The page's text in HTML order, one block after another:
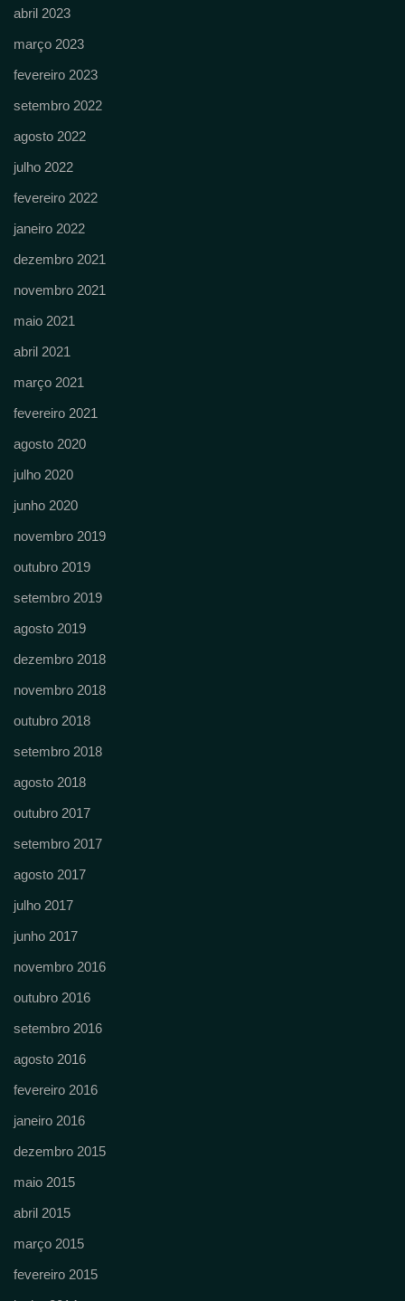
abril 2023
março 2023
fevereiro 2023
setembro 2022
agosto 2022
julho 2022
fevereiro 2022
janeiro 2022
dezembro 2021
novembro 2021
maio 2021
abril 2021
março 2021
fevereiro 2021
agosto 2020
julho 2020
junho 2020
novembro 2019
outubro 2019
setembro 2019
agosto 2019
dezembro 2018
novembro 2018
outubro 2018
setembro 2018
agosto 2018
outubro 2017
setembro 2017
agosto 2017
julho 2017
junho 2017
novembro 2016
outubro 2016
setembro 2016
agosto 2016
fevereiro 2016
janeiro 2016
dezembro 2015
maio 2015
abril 2015
março 2015
fevereiro 2015